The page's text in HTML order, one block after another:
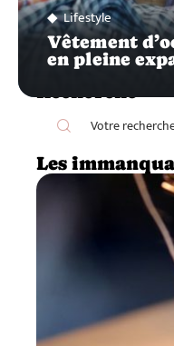
Lifestyle
Vêtement
en pleine
Les